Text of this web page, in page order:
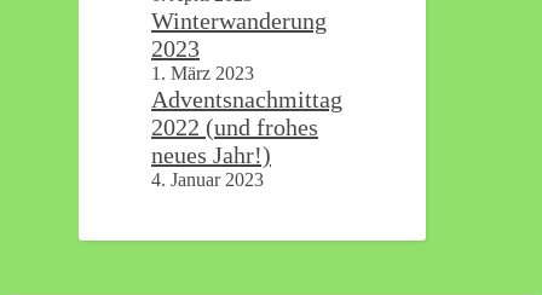
Winterwanderung
2023
1. März 2023
Adventsnachmittag
2022 (und frohes
neues Jahr!)
4. Januar 2023